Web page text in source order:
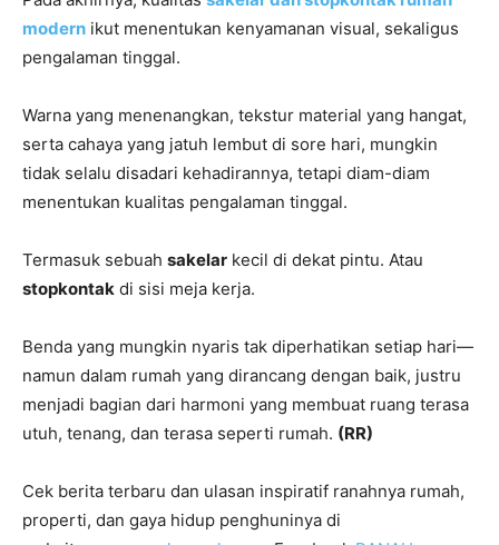
modern ikut menentukan kenyamanan visual, sekaligus
pengalaman tinggal.
Warna yang menenangkan, tekstur material yang hangat,
serta cahaya yang jatuh lembut di sore hari, mungkin
tidak selalu disadari kehadirannya, tetapi diam-diam
menentukan kualitas pengalaman tinggal.
Termasuk sebuah sakelar kecil di dekat pintu. Atau
stopkontak di sisi meja kerja.
Benda yang mungkin nyaris tak diperhatikan setiap hari—
namun dalam rumah yang dirancang dengan baik, justru
menjadi bagian dari harmoni yang membuat ruang terasa
utuh, tenang, dan terasa seperti rumah. (RR)
Cek berita terbaru dan ulasan inspiratif ranahnya rumah,
properti, dan gaya hidup penghuninya di